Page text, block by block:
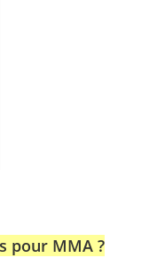
pour MMA ?